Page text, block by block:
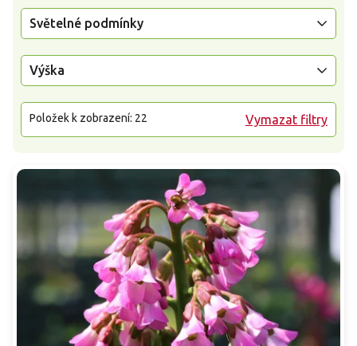
Světelné podmínky
Výška
Vymazat filtry
Položek k zobrazení: 22